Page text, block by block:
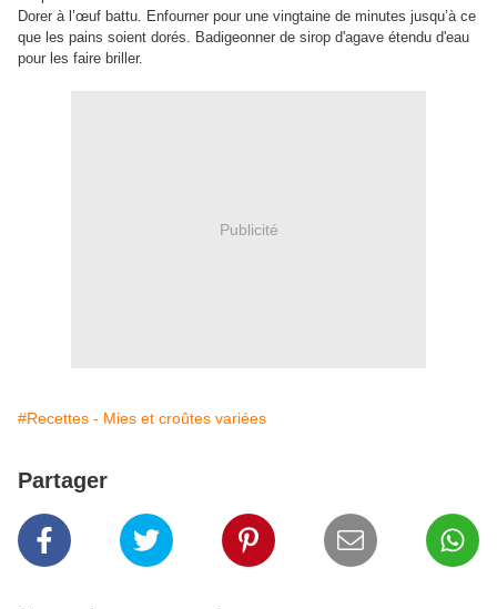
Dorer à l’œuf battu. Enfourner pour une vingtaine de minutes jusqu’à ce
que les pains soient dorés. Badigeonner de sirop d'agave étendu d'eau
pour les faire briller.
Publicité
#Recettes - Mies et croûtes variées
Partager